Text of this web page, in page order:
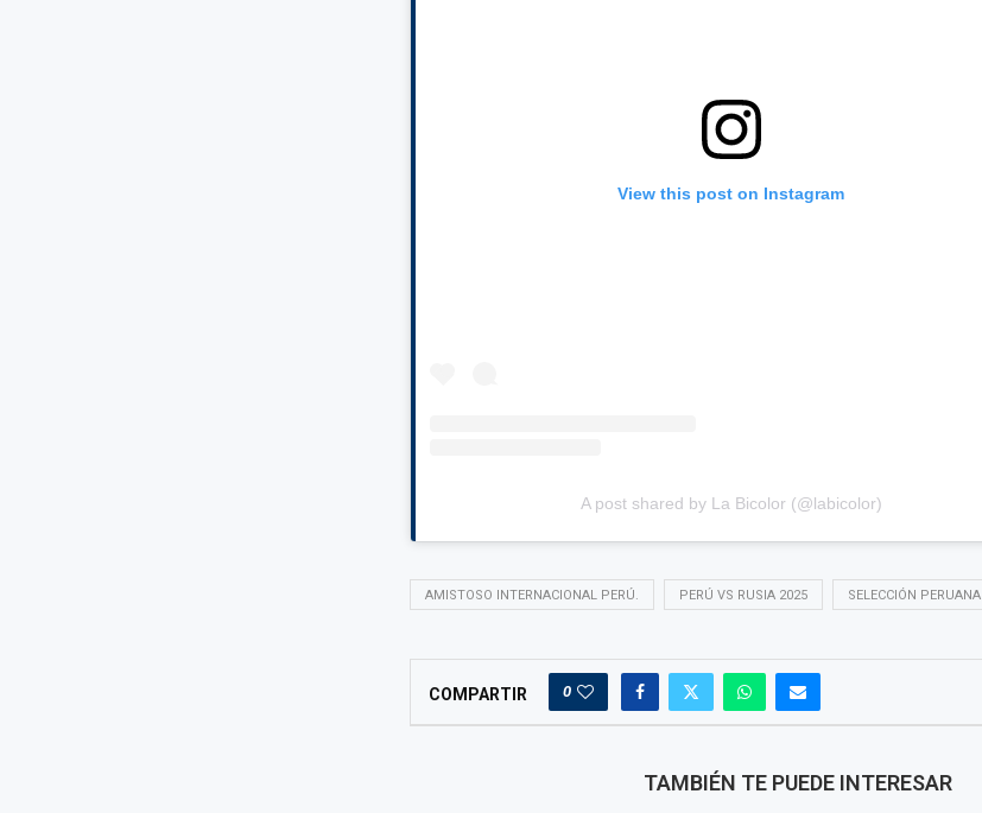
View this post on Instagram
A post shared by La Bicolor (@labicolor)
AMISTOSO INTERNACIONAL PERÚ. PERÚ VS RUSIA 2025 SELECCIÓN PERUANA
COMPARTIR 0
TAMBIÉN TE PUEDE INTERESAR